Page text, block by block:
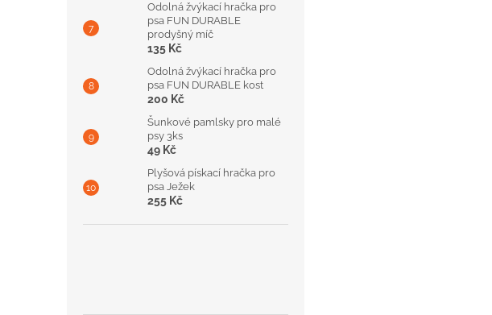
Odolná žvýkací hračka pro
psa FUN DURABLE
prodyšný míč
135 Kč
Odolná žvýkací hračka pro
psa FUN DURABLE kost
200 Kč
Šunkové pamlsky pro malé
psy 3ks
49 Kč
Plyšová pískací hračka pro
psa Ježek
255 Kč